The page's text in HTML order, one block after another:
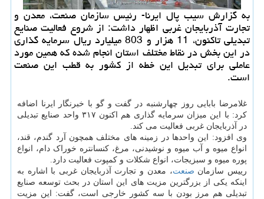
به گزارش سیب پال ایرنا- رئیس سازمان صنعت، معدن و
تجارت آذربایجان غربی اظهار داشت: از شروع فعالیت صنایع
تبدیلی تاكنون، 11 هزار و 803 میلیارد ریال سرمایه گذاری
در این بخش در نقاط مختلف استان انجام شده كه همین مورد
عاملی برای تبدیل این خطه از كشور به قطب این صنعت
است.
غلامرضا بابایی روز چهارشنبه در گفت و گو با خبرنگار ایرنا اضافه
کرد: با این میزان سرمایه گذاری هم اکنون ۳۱۷ واحد صنایع تبدیلی
در آذربایجان غربی فعالیت می کند.
وی افزود: این واحدها در زمینه های مختلف همچون آرد گندم، قند،
انواع میوه و آب میوه و نوشیدنی، مرغ، کنسانتره خوراک دام، انواع
پوره میوه و سبزیجات، انواع شکلات و کمپوت فعالیت دارد.
رییس سازمان صنعت، معدن و تجارت آذربایجان غربی با اشاره به
اینکه یکی از بزرگترین مزیت های این استان در بحث توسعه صنایع
تبدیلی هم مرز بودن با سه کشور خارجی است، گفت: این مزیت